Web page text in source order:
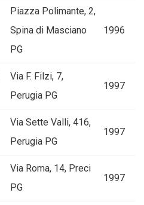
Piazza Polimante, 2,
Spina di Masciano
PG
1996
Via F. Filzi, 7,
Perugia PG
1997
Via Sette Valli, 416,
Perugia PG
1997
Via Roma, 14, Preci
PG
1997